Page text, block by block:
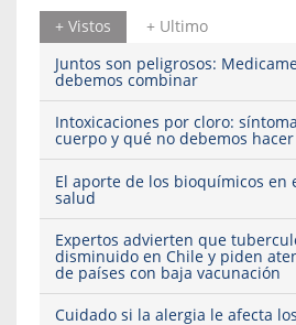
+ Vistos
+ Ultimo
Juntos son peligrosos:
debemos combinar
Intoxicaciones por cloro:
cuerpo y qué no debemos hacer
El aporte de los bioquímicos en
salud
Expertos advierten que
disminuido en Chile y piden
de países con baja vacunación
Cuidado si la alergia le afecta